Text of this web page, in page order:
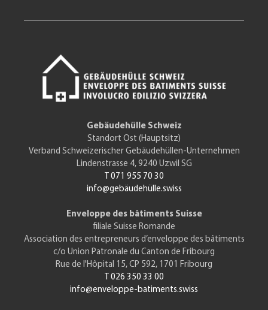
Gebäudehülle Schweiz
Standort Ost (Hauptsitz)
Verband Schweizerischer Gebäudehüllen-Unternehmen
Lindenstrasse 4, 9240 Uzwil SG
T 071 955 70 30
info@gebäudehülle.swiss
Enveloppe des bâtiments Suisse
filiale Suisse Romande
Association des entrepreneurs d’enveloppe des bâtiments
c/o Union Patronale du Canton de Fribourg
Rue de l'Hôpital 15, CP 592, 1701 Fribourg
T 026 350 33 00
info@enveloppe-batiments.swiss